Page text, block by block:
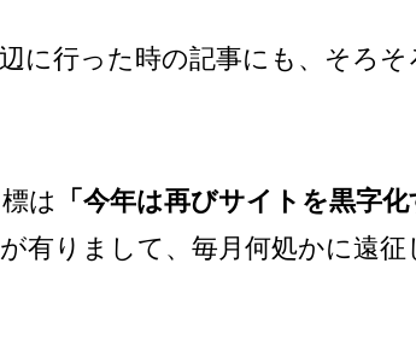
に行った時の記事にも、そろ
は 「今年は再びサイトを黒字化
有りまして、毎月何処かに遠